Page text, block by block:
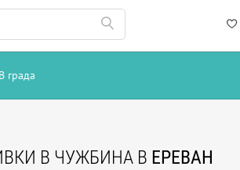
В града
В ЧУЖБИНА В ЕРЕВАН